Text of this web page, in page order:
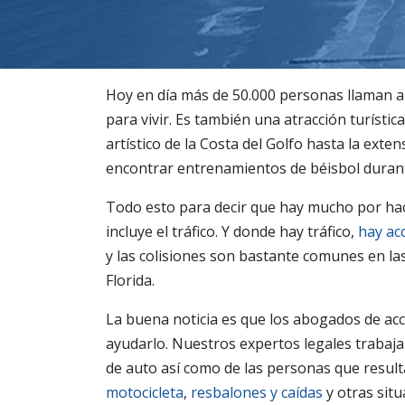
Hoy en día más de 50.000 personas
para vivir. Es también una atracción
artístico de la Costa del Golfo hasta la
encontrar entrenamientos de béisbol
Todo esto para decir que hay mucho por
incluye el tráfico. Y donde hay tráfico, hay
y las colisiones son bastante comunes en
Florida.
La buena noticia es que los abogados de
ayudarlo. Nuestros expertos legales
de auto así como de las personas que
motocicleta, resbalones y caídas y otras